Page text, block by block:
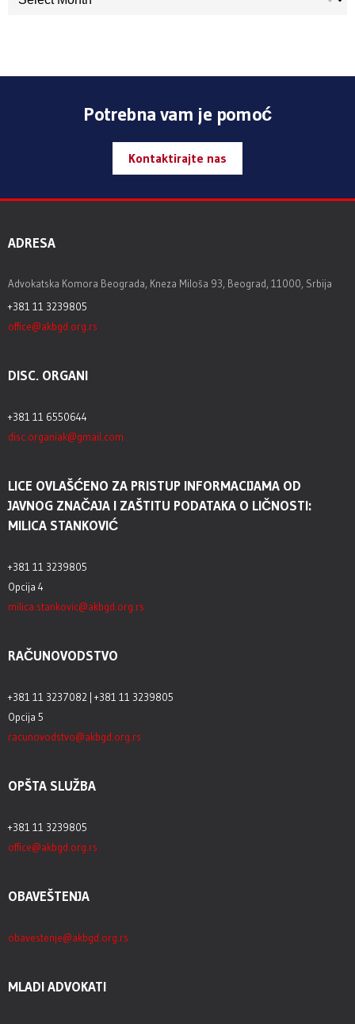
Potrebna vam je pomoć
Kontaktirajte nas
ADRESA
Advokatska Komora Beograda, Kneza Miloša 93, Beograd, 11000, Srbija
+381 11 3239805
office@akbgd.org.rs
DISC. ORGANI
+381 11 6550644
disc.organiak@gmail.com
LICE OVLAŠĆENO ZA PRISTUP INFORMACIJAMA OD
JAVNOG ZNAČAJA I ZAŠTITU PODATAKA O LIČNOSTI:
MILICA STANKOVIĆ
+381 11 3239805
Opcija 4
milica.stankovic@akbgd.org.rs
RAČUNOVODSTVO
+381 11 3237082 | +381 11 3239805
Opcija 5
racunovodstvo@akbgd.org.rs
OPŠTA SLUŽBA
+381 11 3239805
office@akbgd.org.rs
OBAVEŠTENJA
obavestenje@akbgd.org.rs
MLADI ADVOKATI